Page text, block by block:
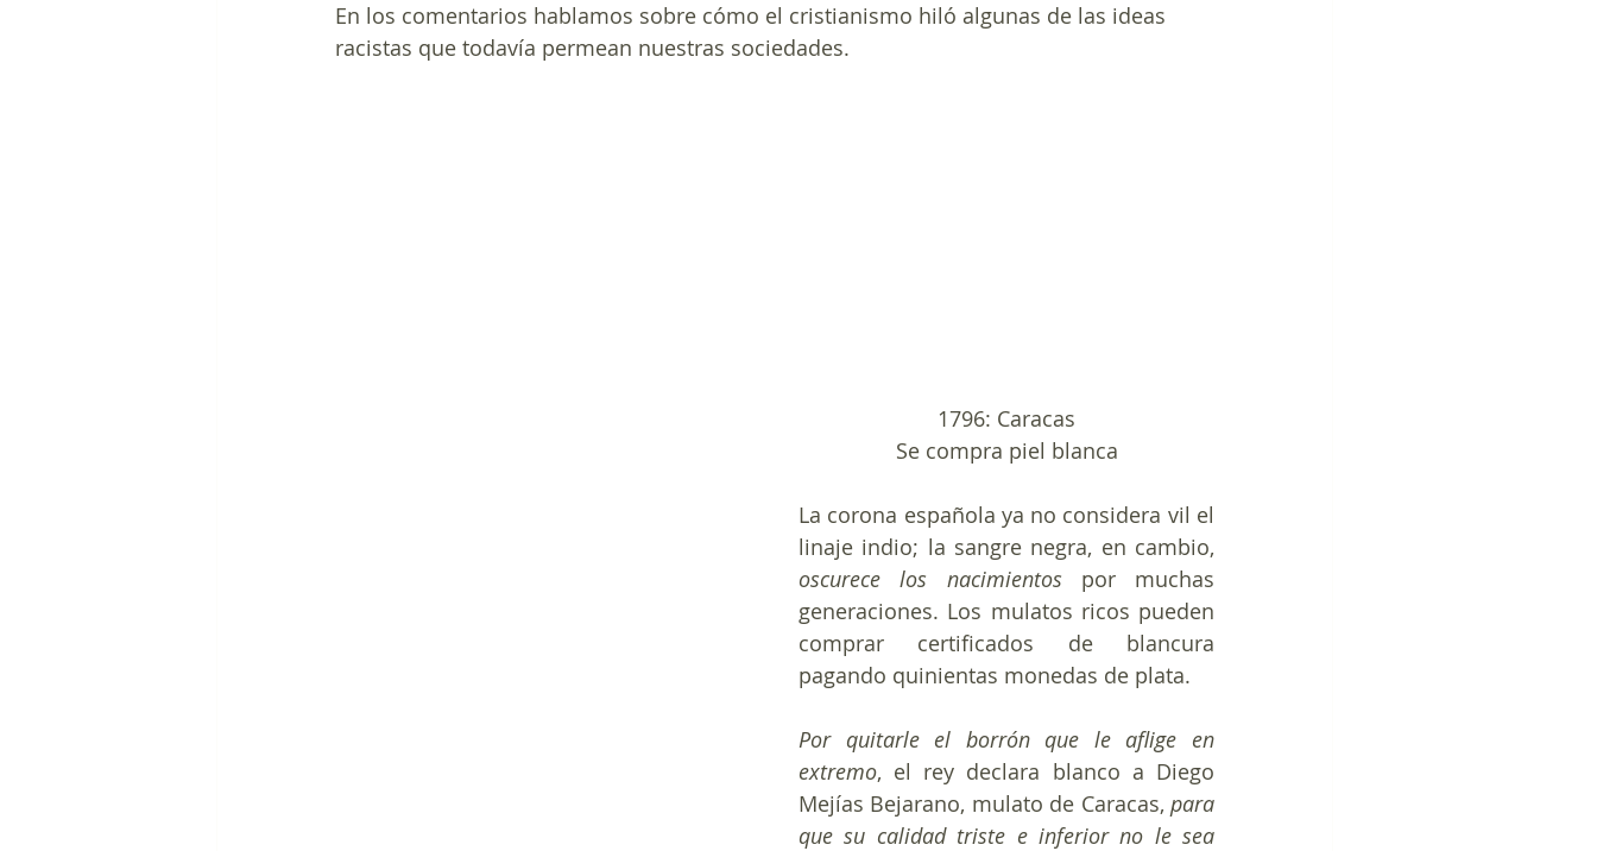
En los comentarios hablamos sobre cómo el cristianismo hiló algunas de las ideas
racistas que todavía permean nuestras sociedades.
1796: Caracas
Se compra piel blanca
La corona española ya no considera vil el
oscurece los nacimientos por muchas
generaciones. Los mulatos ricos pueden
comprar certificados de blancura
pagando quinientas monedas de plata.
Por quitarle el borrón que le aflige en
extremo, el rey declara blanco a Diego
Mejías Bejarano, mulato de Caracas, para
que su calidad triste e inferior no le sea